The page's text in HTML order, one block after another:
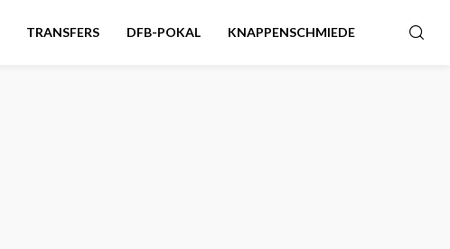
TRANSFERS DFB-POKAL KNAPPENSCHMIEDE